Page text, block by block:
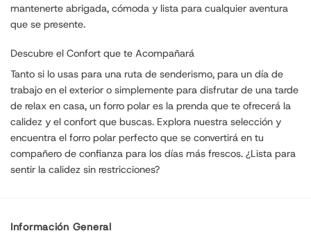
mantenerte abrigada, cómoda y lista para cualquier aventura
que se presente.
Descubre el Confort que te Acompañará
Tanto si lo usas para una ruta de senderismo, para un día de
trabajo en el exterior o simplemente para disfrutar de una tarde
de relax en casa, un forro polar es la prenda que te ofrecerá la
calidez y el confort que buscas. Explora nuestra selección y
encuentra el forro polar perfecto que se convertirá en tu
compañero de confianza para los días más frescos. ¿Lista para
sentir la calidez sin restricciones?
Información General